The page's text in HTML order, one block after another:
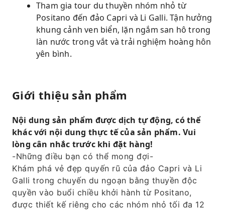
Tham gia tour du thuyền nhóm nhỏ từ
Positano đến đảo Capri và Li Galli. Tận hưởng
khung cảnh ven biển, lặn ngắm san hô trong
làn nước trong vắt và trải nghiệm hoàng hôn
yên bình.
Giới thiệu sản phẩm
Nội dung sản phẩm được dịch tự động, có thể
khác với nội dung thực tế của sản phẩm. Vui
lòng cân nhắc trước khi đặt hàng!
-Những điều bạn có thể mong đợi-
Khám phá vẻ đẹp quyến rũ của đảo Capri và Li
Galli trong chuyến du ngoạn bằng thuyền độc
quyền vào buổi chiều khởi hành từ Positano,
được thiết kế riêng cho các nhóm nhỏ tối đa 12